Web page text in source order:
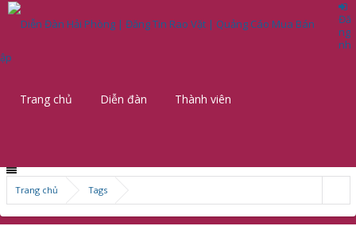
Trang chủ Tags
Đă
ng
nh
ập
Trang chủ Diễn đàn Thành viên